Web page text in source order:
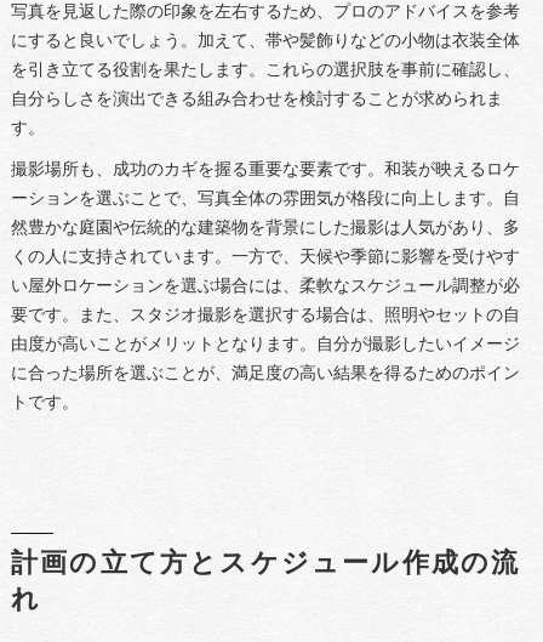
写真を見返した際の印象を左右するため、プロのアドバイスを参考
にすると良いでしょう。加えて、帯や髪飾りなどの小物は衣装全体
を引き立てる役割を果たします。これらの選択肢を事前に確認し、
自分らしさを演出できる組み合わせを検討することが求められま
す。
撮影場所も、成功のカギを握る重要な要素です。和装が映えるロケ
ーションを選ぶことで、写真全体の雰囲気が格段に向上します。自
然豊かな庭園や伝統的な建築物を背景にした撮影は人気があり、多
くの人に支持されています。一方で、天候や季節に影響を受けやす
い屋外ロケーションを選ぶ場合には、柔軟なスケジュール調整が必
要です。また、スタジオ撮影を選択する場合は、照明やセットの自
由度が高いことがメリットとなります。自分が撮影したいイメージ
に合った場所を選ぶことが、満足度の高い結果を得るためのポイン
トです。
計画の立て方とスケジュール作成の流
れ